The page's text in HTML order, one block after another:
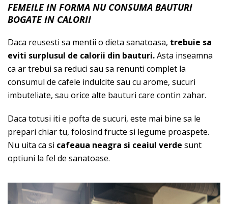
FEMEILE IN FORMA NU CONSUMA BAUTURI
BOGATE IN CALORII
Daca reusesti sa mentii o dieta sanatoasa, trebuie sa
eviti surplusul de calorii din bauturi.Asta inseamna
ca ar trebui sa reduci sau sa renunti complet la
consumul de cafele indulcite sau cu arome, sucuri
imbuteliate, sau orice alte bauturi care contin zahar.
Daca totusi iti e pofta de sucuri, este mai bine sa le
prepari chiar tu, folosind fructe si legume proaspete.
Nu uita ca si cafeaua neagra si ceaiul verde sunt
optiuni la fel de sanatoase.